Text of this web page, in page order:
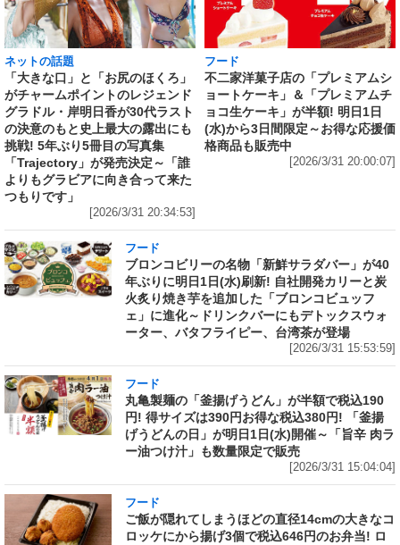
ネットの話題
「大きな口」と「お尻のほくろ」
がチャームポイントのレジェンド
グラドル・岸明日香が30代ラスト
の決意のもと史上最大の露出にも
挑戦! 5年ぶり5冊目の写真集
「Trajectory」が発売決定～「誰
よりもグラビアに向き合って来た
つもりです」
[2026/3/31 20:34:53]
フード
不二家洋菓子店の「プレミアムシ
ョートケーキ」＆「プレミアムチ
ョコ生ケーキ」が半額! 明日1日
(水)から3日間限定～お得な応援価
格商品も販売中
[2026/3/31 20:00:07]
フード
ブロンコビリーの名物「新鮮サラダバー」が40
年ぶりに明日1日(水)刷新! 自社開発カリーと炭
火炙り焼き芋を追加した「ブロンコビュッフ
ェ」に進化～ドリンクバーにもデトックスウォ
ーター、バタフライピー、台湾茶が登場
[2026/3/31 15:53:59]
フード
丸亀製麺の「釜揚げうどん」が半額で税込190
円! 得サイズは390円お得な税込380円! 「釜揚
げうどんの日」が明日1日(水)開催～「旨辛 肉ラ
ー油つけ汁」も数量限定で販売
[2026/3/31 15:04:04]
フード
ご飯が隠れてしまうほどの直径14cmの大きなコ
ロッケにから揚げ3個で税込646円のお弁当! ロ